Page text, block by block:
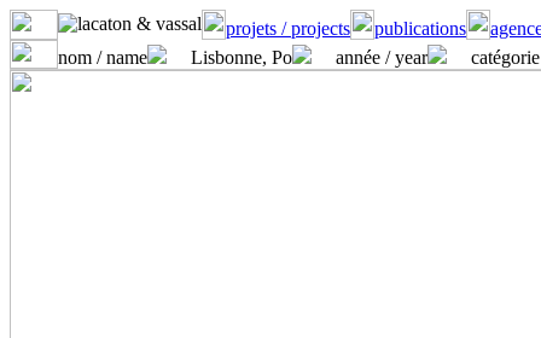
projets / projects publications
nom / name
Lisbonne, Po année / year